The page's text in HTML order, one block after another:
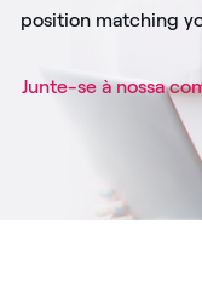
position matching
Junte-se à nossa